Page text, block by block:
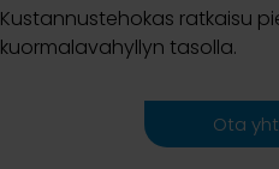
Kustannustehokas ratkaisu
kuormalavahyllyn tasolla.
Ota